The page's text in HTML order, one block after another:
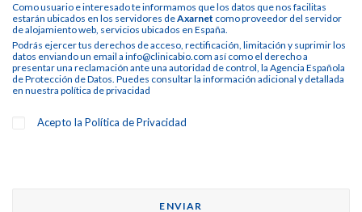
Como usuario e interesado te informamos que los datos que nos facilitas
estarán ubicados en los servidores deAxarnet como proveedor del servidor
de alojamiento web, servicios ubicados en España.
Podrás ejercer tus derechos de acceso, rectificación, limitación y suprimir los
datos enviando un email a info@clinicabio.com así como el derecho a
presentar una reclamación ante una autoridad de control, la Agencia Española
de Protección de Datos. Puedes consultar la información adicional y detallada
en nuestra política de privacidad
Acepto laPolítica de Privacidad